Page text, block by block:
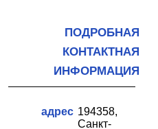
ПОДРОБНАЯ
КОНТАКТНАЯ
ИНФОРМАЦИЯ
адрес 194358,
Санкт-